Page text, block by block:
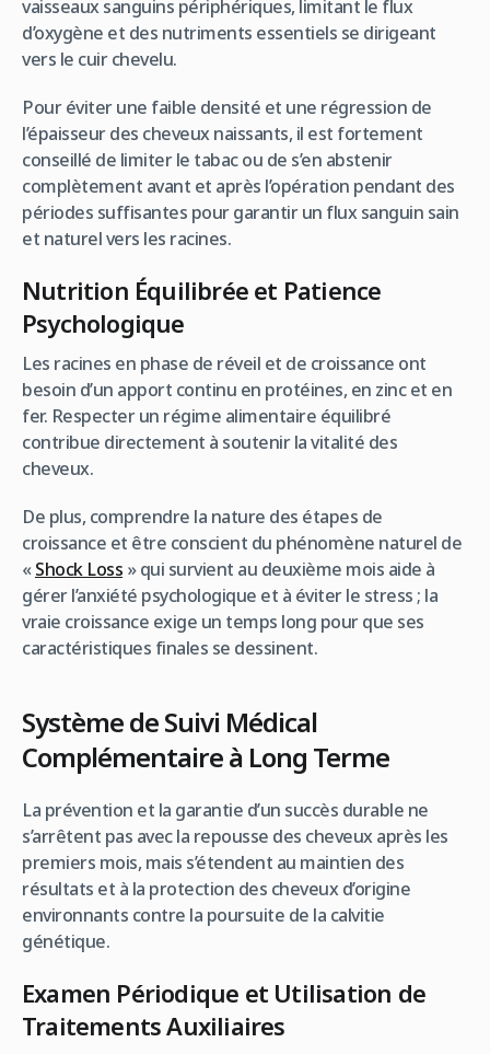
vaisseaux sanguins périphériques, limitant le flux
d’oxygène et des nutriments essentiels se dirigeant
vers le cuir chevelu.
Pour éviter une faible densité et une régression de
l’épaisseur des cheveux naissants, il est fortement
conseillé de limiter le tabac ou de s’en abstenir
complètement avant et après l’opération pendant des
périodes suffisantes pour garantir un flux sanguin sain
et naturel vers les racines.
Nutrition Équilibrée et Patience
Psychologique
Les racines en phase de réveil et de croissance ont
besoin d’un apport continu en protéines, en zinc et en
fer. Respecter un régime alimentaire équilibré
contribue directement à soutenir la vitalité des
cheveux.
De plus, comprendre la nature des étapes de
croissance et être conscient du phénomène naturel de
«Shock Loss » qui survient au deuxième mois aide à
gérer l’anxiété psychologique et à éviter le stress ; la
vraie croissance exige un temps long pour que ses
caractéristiques finales se dessinent.
Système de Suivi Médical
Complémentaire à Long Terme
La prévention et la garantie d’un succès durable ne
s’arrêtent pas avec la repousse des cheveux après les
premiers mois, mais s’étendent au maintien des
résultats et à la protection des cheveux d’origine
environnants contre la poursuite de la calvitie
génétique.
Examen Périodique et Utilisation de
Traitements Auxiliaires